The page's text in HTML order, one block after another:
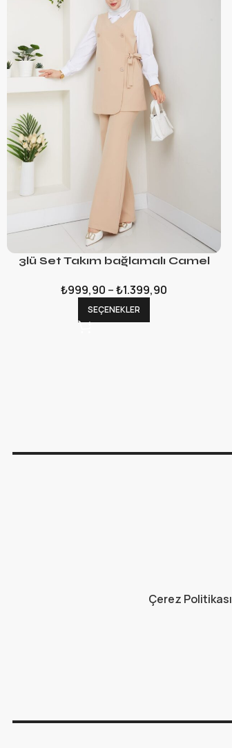
3lü Set Takım bağlamalı Camel
₺999,90 –₺1.399,90
SEÇENEKLER
Çerez Politikası